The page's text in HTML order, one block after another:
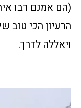
(הם אמנם רבו
הרעיון הכי טוב
ויאללה לדרך.